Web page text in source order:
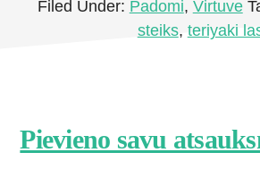
Filed Under: Padomi, Virtuve
steiks, teriyaki
Footer
Pievieno savu